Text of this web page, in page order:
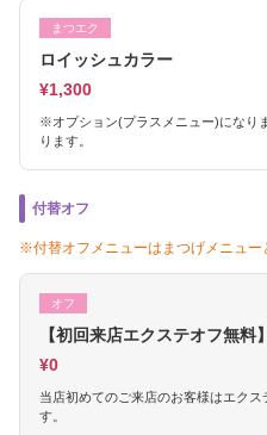
まつエク
ロイッシュカラー
¥1,300
※オプション(プラスメニュー)になり
ります。
付替オフ
※付替オフメニューはまつげメニュー
オフ
【初回来店エクステオフ無料】
¥0
当店初めてのご来店のお客様はエク
す。